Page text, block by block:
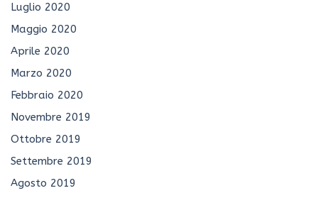
Luglio 2020
Maggio 2020
Aprile 2020
Marzo 2020
Febbraio 2020
Novembre 2019
Ottobre 2019
Settembre 2019
Agosto 2019